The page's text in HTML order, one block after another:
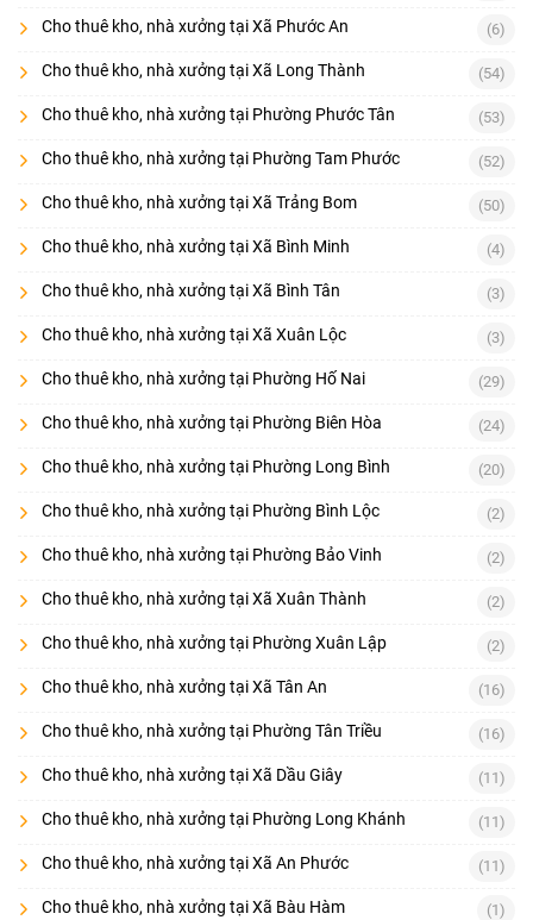
Cho thuê kho, nhà xưởng tại Xã Phước An (6)
Cho thuê kho, nhà xưởng tại Xã Long Thành (54)
Cho thuê kho, nhà xưởng tại Phường Phước Tân (53)
Cho thuê kho, nhà xưởng tại Phường Tam Phước (52)
Cho thuê kho, nhà xưởng tại Xã Trảng Bom (50)
Cho thuê kho, nhà xưởng tại Xã Bình Minh (4)
Cho thuê kho, nhà xưởng tại Xã Bình Tân (3)
Cho thuê kho, nhà xưởng tại Xã Xuân Lộc (3)
Cho thuê kho, nhà xưởng tại Phường Hố Nai (29)
Cho thuê kho, nhà xưởng tại Phường Biên Hòa (24)
Cho thuê kho, nhà xưởng tại Phường Long Bình (20)
Cho thuê kho, nhà xưởng tại Phường Bình Lộc (2)
Cho thuê kho, nhà xưởng tại Phường Bảo Vinh (2)
Cho thuê kho, nhà xưởng tại Xã Xuân Thành (2)
Cho thuê kho, nhà xưởng tại Phường Xuân Lập (2)
Cho thuê kho, nhà xưởng tại Xã Tân An (16)
Cho thuê kho, nhà xưởng tại Phường Tân Triều (16)
Cho thuê kho, nhà xưởng tại Xã Dầu Giây (11)
Cho thuê kho, nhà xưởng tại Phường Long Khánh (11)
Cho thuê kho, nhà xưởng tại Xã An Phước (11)
Cho thuê kho, nhà xưởng tại Xã Bàu Hàm (1)